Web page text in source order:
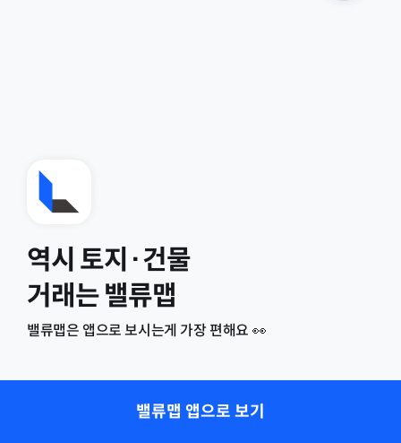
역시 토지·건물
거래는 밸류맵
밸류맵은 앱으로 보시는게 가장 편해요 👀
밸류맵 앱으로 보기